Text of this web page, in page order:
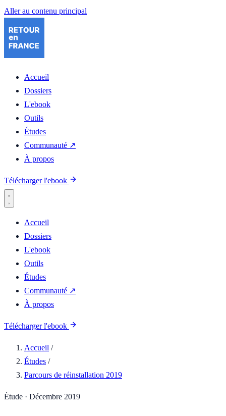
Aller au contenu principal
Accueil
Dossiers
L'ebook
Outils
Études
Communauté ↗
À propos
Télécharger l'ebook
Accueil
Dossiers
L'ebook
Outils
Études
Communauté ↗
À propos
Télécharger l'ebook
Accueil /
Études /
Parcours de réinstallation 2019
Étude · Décembre 2019